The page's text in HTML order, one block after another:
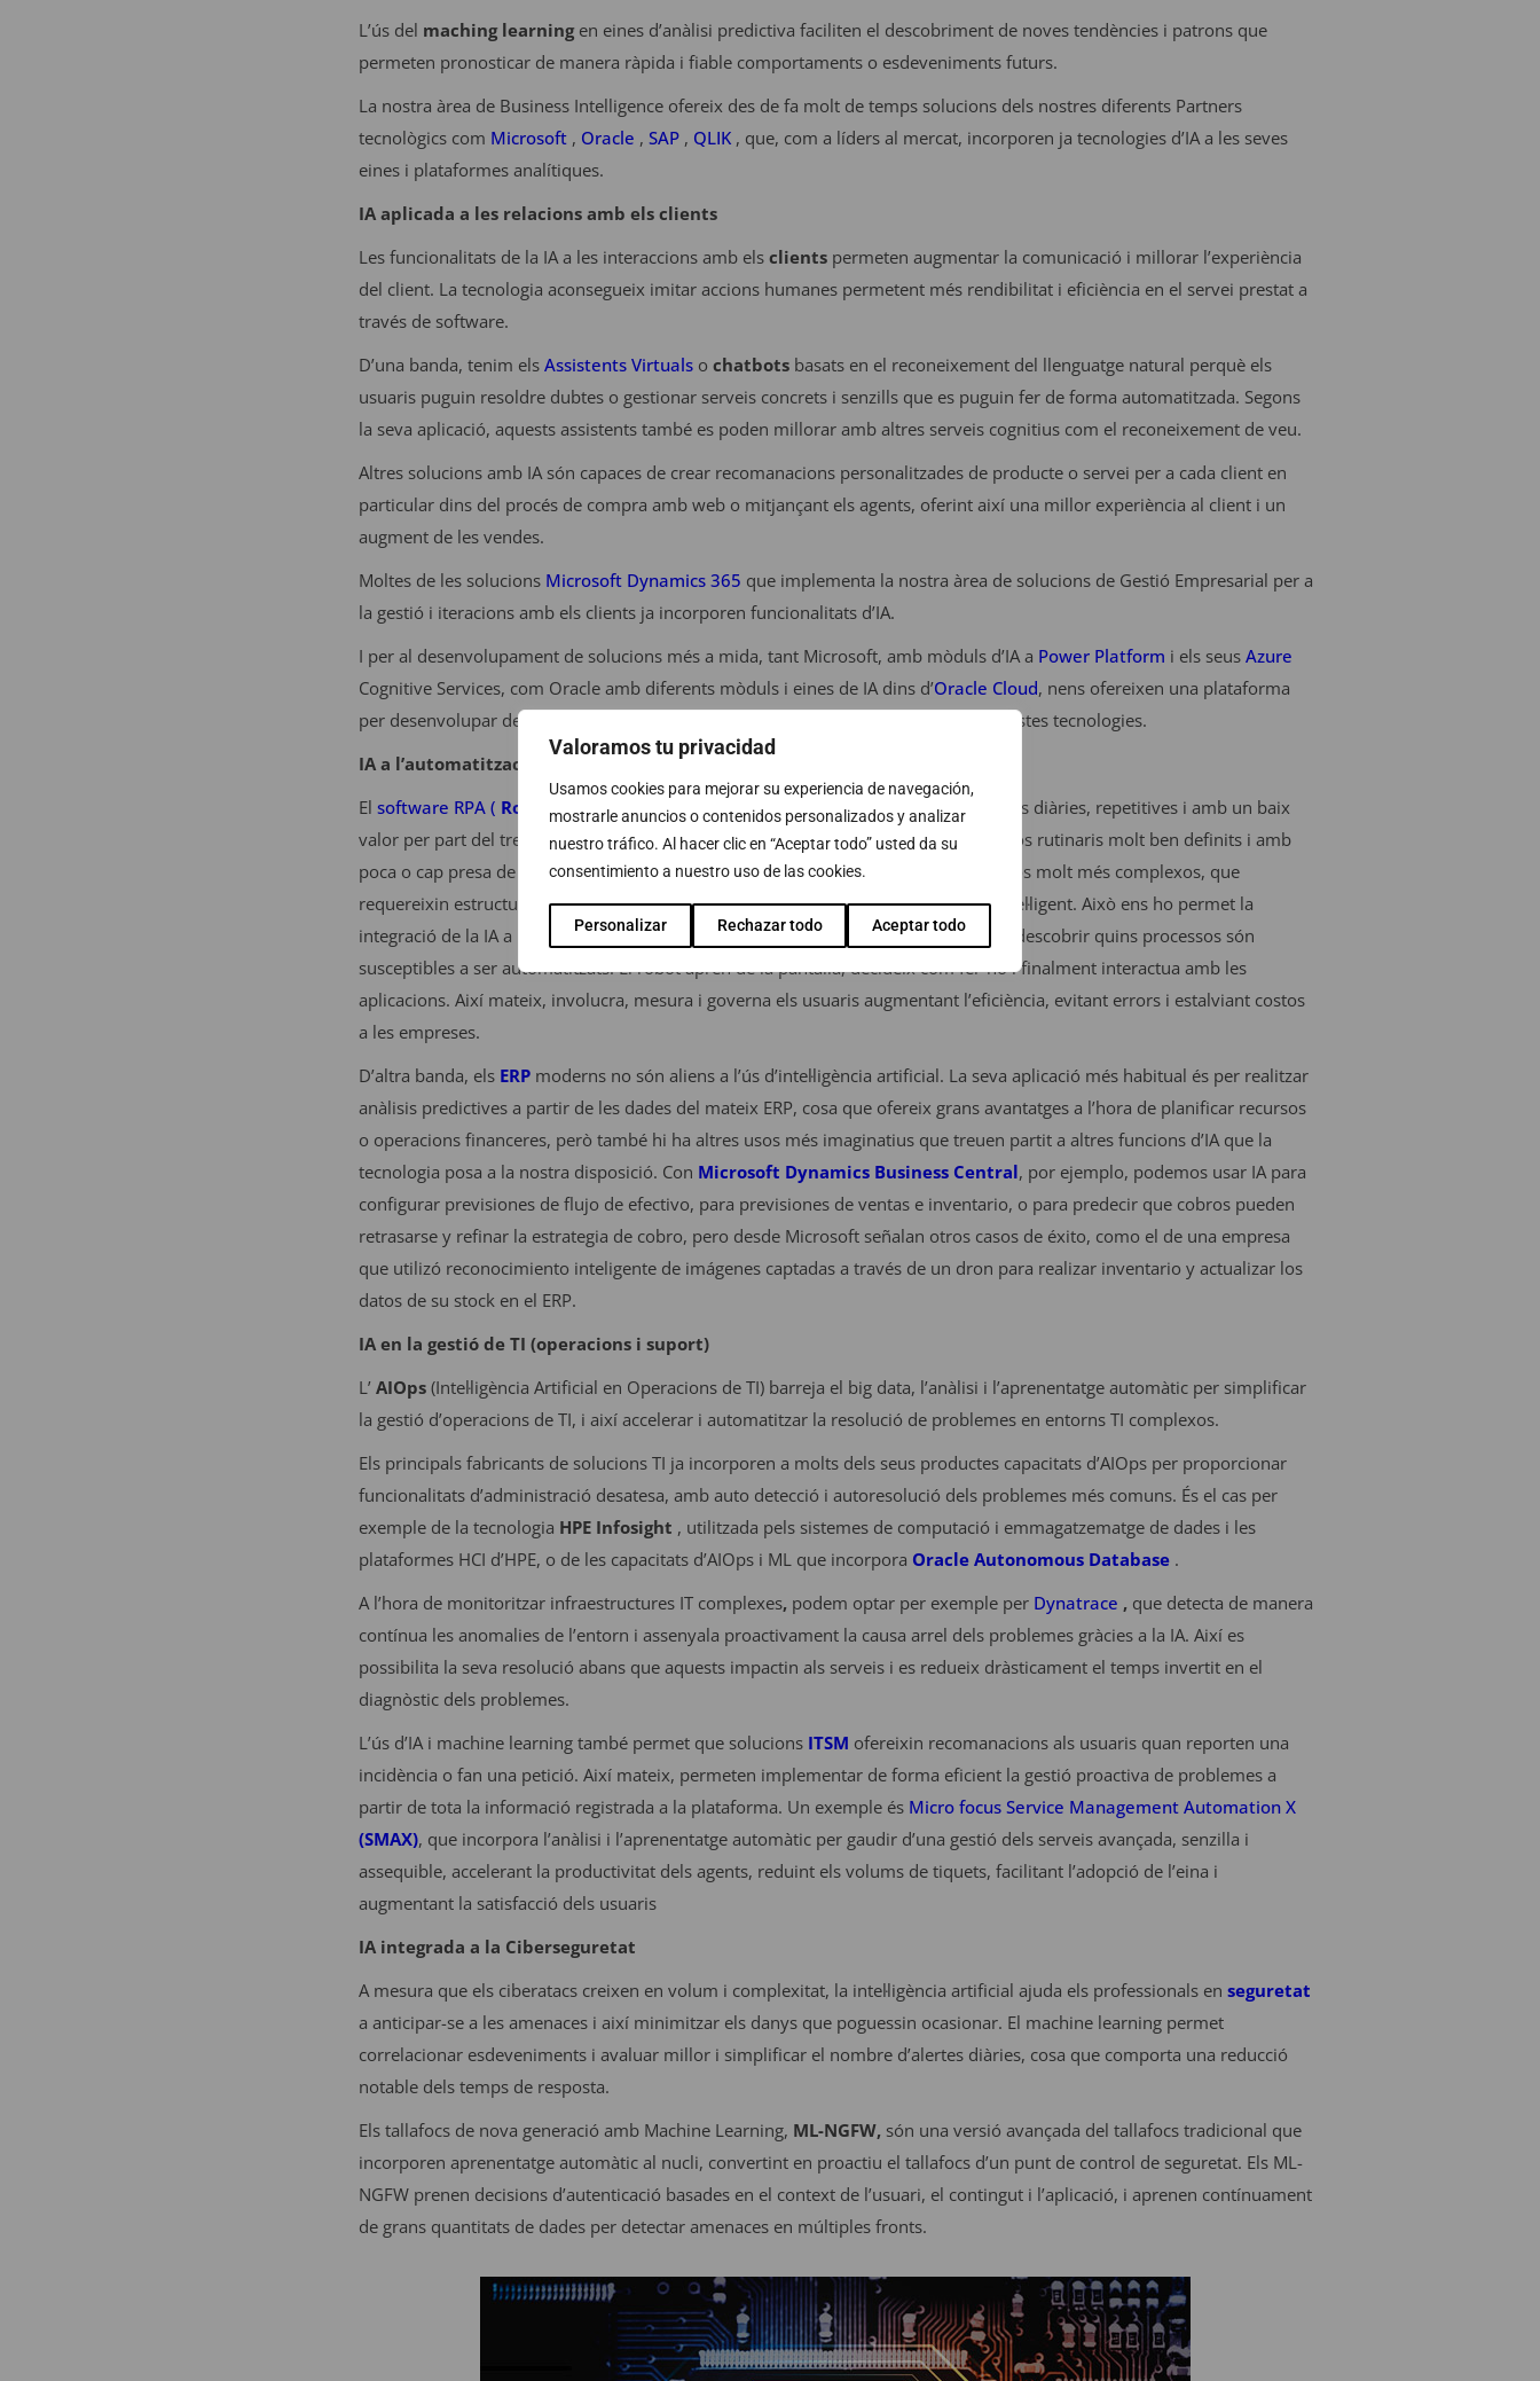
Valoramos tu privacidad
Usamos cookies para mejorar su experiencia de navegación,
mostrarle anuncios o contenidos personalizados y analizar
nuestro tráfico. Al hacer clic en “Aceptar todo” usted da su
consentimiento a nuestro uso de las cookies.
Personalizar Rechazar todo Aceptar todo
L’ús del maching learningen eines d’anàlisi predictiva faciliten el descobriment de noves tendències i patrons que
permeten pronosticar de manera ràpida i fiable comportaments o esdeveniments futurs.
La nostra àrea de Business Intelligence ofereix des de fa molt de temps solucions dels nostres diferents Partners
tecnològics com Microsoft, Oracle , SAP, QLIK, que, com a líders al mercat, incorporen ja tecnologies d’IA a les seves
eines i plataformes analítiques.
IA aplicada a les relacions amb els clients
Les funcionalitats de la IA a les interaccions amb els clientspermeten augmentar la comunicació i millorar l’experiència
del client. La tecnologia aconsegueix imitar accions humanes permetent més rendibilitat i eficiència en el servei prestat a
través de software.
D’una banda, tenim els Assistents Virtualso chatbotsbasats en el reconeixement del llenguatge natural perquè els
usuaris puguin resoldre dubtes o gestionar serveis concrets i senzills que es puguin fer de forma automatitzada. Segons
la seva aplicació, aquests assistents també es poden millorar amb altres serveis cognitius com el reconeixement de veu.
Altres solucions amb IA són capaces de crear recomanacions personalitzades de producte o servei per a cada client en
particular dins del procés de compra amb web o mitjançant els agents, oferint així una millor experiència al client i un
augment de les vendes.
Moltes de les solucions Microsoft Dynamics 365 que implementa la nostra àrea de solucions de Gestió Empresarial per a
la gestió i iteracions amb els clients ja incorporen funcionalitats d’IA.
I per al desenvolupament de solucions més a mida, tant Microsoft, amb mòduls d’IA a Power Platform i els seus Azure
Cognitive Services, com Oracle amb diferents mòduls i eines de IA dins d’Oracle Cloud, nens ofereixen una plataforma
per desenvolupar de forma ràpida i senzilla aplicacions que en treguin profit a aquestes tecnologies.
IA a l’automatització de processos
El software RPA ( Robotic Process Automation) facilita l’automatització de tasques diàries, repetitives i amb un baix
valor per part del treballador. Fins ara ens ha permès alliberar gran part de processos rutinaris molt ben definits i amb
poca o cap presa de decisió, però volem arribar més lluny i poder executar processos molt més complexos, que
requereixin estructurar informació heterogènia, tal com faria un humà de forma intel·ligent. Això ens ho permet la
integració de la IA a l’RPA. Plataformes com la d’UiPath, permeten a les empreses descobrir quins processos són
susceptibles a ser automatitzats. El robot aprèn de la pantalla, decideix com fer-ho i finalment interactua amb les
aplicacions. Així mateix, involucra, mesura i governa els usuaris augmentant l’eficiència, evitant errors i estalviant costos
a les empreses.
D’altra banda, els ERPmoderns no són aliens a l’ús d’intel·ligència artificial. La seva aplicació més habitual és per realitzar
anàlisis predictives a partir de les dades del mateix ERP, cosa que ofereix grans avantatges a l’hora de planificar recursos
o operacions financeres, però també hi ha altres usos més imaginatius que treuen partit a altres funcions d’IA que la
tecnologia posa a la nostra disposició. Con Microsoft Dynamics Business Central, por ejemplo, podemos usar IA para
configurar previsiones de flujo de efectivo, para previsiones de ventas e inventario, o para predecir que cobros pueden
retrasarse y refinar la estrategia de cobro, pero desde Microsoft señalan otros casos de éxito, como el de una empresa
que utilizó reconocimiento inteligente de imágenes captadas a través de un dron para realizar inventario y actualizar los
datos de su stock en el ERP.
IA en la gestió de TI (operacions i suport)
L’ AIOps(Intel·ligència Artificial en Operacions de TI) barreja el big data, l’anàlisi i l’aprenentatge automàtic per simplificar
la gestió d’operacions de TI, i així accelerar i automatitzar la resolució de problemes en entorns TI complexos.
Els principals fabricants de solucions TI ja incorporen a molts dels seus productes capacitats d’AIOps per proporcionar
funcionalitats d’administració desatesa, amb auto detecció i autoresolució dels problemes més comuns. És el cas per
exemple de la tecnologia HPE Infosight , utilitzada pels sistemes de computació i emmagatzematge de dades i les
plataformes HCI d’HPE, o de les capacitats d’AIOps i ML que incorpora Oracle Autonomous Database.
A l’hora de monitoritzar infraestructures IT complexes,podem optar per exemple per Dynatrace ,que detecta de manera
contínua les anomalies de l’entorn i assenyala proactivament la causa arrel dels problemes gràcies a la IA. Així es
possibilita la seva resolució abans que aquests impactin als serveis i es redueix dràsticament el temps invertit en el
diagnòstic dels problemes.
L’ús d’IA i machine learning també permet que solucions ITSM ofereixin recomanacions als usuaris quan reporten una
incidència o fan una petició. Així mateix, permeten implementar de forma eficient la gestió proactiva de problemes a
partir de tota la informació registrada a la plataforma. Un exemple és Micro focus Service Management Automation X
(SMAX), que incorpora l’anàlisi i l’aprenentatge automàtic per gaudir d’una gestió dels serveis avançada, senzilla i
assequible, accelerant la productivitat dels agents, reduint els volums de tiquets, facilitant l’adopció de l’eina i
augmentant la satisfacció dels usuaris
IA integrada a la Ciberseguretat
A mesura que els ciberatacs creixen en volum i complexitat, la intel·ligència artificial ajuda els professionals en seguretat
a anticipar-se a les amenaces i així minimitzar els danys que poguessin ocasionar. El machine learning permet
correlacionar esdeveniments i avaluar millor i simplificar el nombre d’alertes diàries, cosa que comporta una reducció
notable dels temps de resposta.
Els tallafocs de nova generació amb Machine Learning, ML-NGFW,són una versió avançada del tallafocs tradicional que
incorporen aprenentatge automàtic al nucli, convertint en proactiu el tallafocs d’un punt de control de seguretat. Els ML-
NGFW prenen decisions d’autenticació basades en el context de l’usuari, el contingut i l’aplicació, i aprenen contínuament
de grans quantitats de dades per detectar amenaces en múltiples fronts.